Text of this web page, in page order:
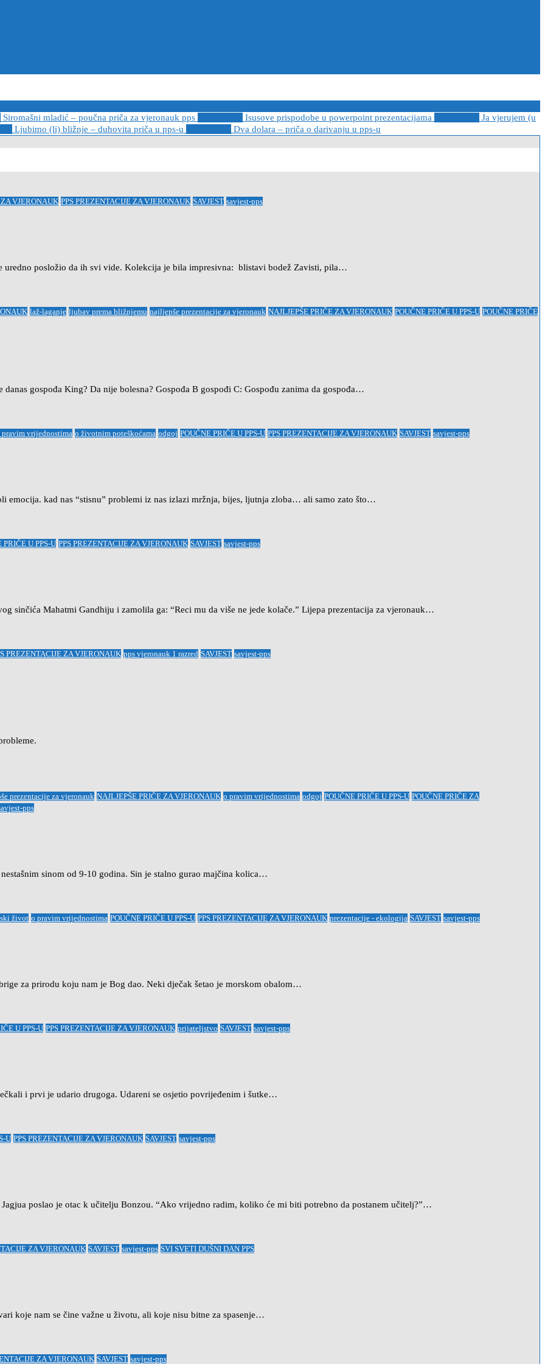
Siromašni mladić – poučna priča za vjeronauk pps Isusove prispodobe u powerpoint prezentacijama
Ja vjerujem (u
Ljubimo (li) bližnje – duhovita priča u pps-u Dva dolara – priča o darivanju u pps-u
VJERONAUK PPS PREZENTACIJE ZA VJERONAUK SAVJEST savjest-pps
uredno posložio da ih svi vide. Kolekcija je bila impresivna: blistavi bodež Zavisti, pila…
laž-laganje ljubav prema bližnjemu najljepše prezentacije za vjeronauk NAJLJEPŠE PRIČE ZA VJERONAUK POUČNE PRIČE U PPS-U POUČNE PRIČE
gospođa King? Da nije bolesna? Gospođa B gospođi C: Gospođu zanima da gospođa…
pravim vrijednostima o životnim poteškoćama odgoj POUČNE PRIČE U PPS-U PPS PREZENTACIJE ZA VJERONAUK SAVJEST savjest-pps
emocija. kad nas “stisnu” problemi iz nas izlazi mržnja, bijes, ljutnja zloba… ali samo zato što…
PRIČE U PPS-U PPS PREZENTACIJE ZA VJERONAUK SAVJEST savjest-pps
sinčića Mahatmi Gandhiju i zamolila ga: “Reci mu da više ne jede kolače.” Lijepa prezentacija za vjeronauk…
PREZENTACIJE ZA VJERONAUK pps vjeronauk 1 razred SAVJEST savjest-pps
prezentacije za vjeronauk NAJLJEPŠE PRIČE ZA VJERONAUK o pravim vrijednostima odgoj POUČNE PRIČE U PPS-U POUČNE PRIČE ZA
pps
sinom od 9-10 godina. Sin je stalno gurao majčina kolica…
život o pravim vrijednostima POUČNE PRIČE U PPS-U PPS PREZENTACIJE ZA VJERONAUK prezentacije - ekologija SAVJEST savjest-pps
za prirodu koju nam je Bog dao. Neki dječak šetao je morskom obalom…
U PPS-U PPS PREZENTACIJE ZA VJERONAUK prijateljstvo SAVJEST savjest-pps
i prvi je udario drugoga. Udareni se osjetio povrijeđenim i šutke…
U PPS PREZENTACIJE ZA VJERONAUK SAVJEST savjest-pps
poslao je otac k učitelju Bonzou. “Ako vrijedno radim, koliko će mi biti potrebno da postanem učitelj?”…
ZA VJERONAUK SAVJEST savjest-pps SVI SVETI DUŠNI DAN PPS
koje nam se čine važne u životu, ali koje nisu bitne za spasenje…
ZA VJERONAUK SAVJEST savjest-pps